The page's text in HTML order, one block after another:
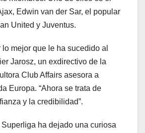
Edwin van der Sar, el popular
United y Juventus.
lo mejor que le ha sucedido al
Jarosz, un exdirectivo de la
Club Affairs asesora a
Europa. “Ahora se trata de
y la credibilidad”.
ha dejado una curiosa